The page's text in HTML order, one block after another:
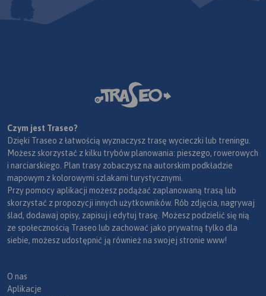
Czym jest Traseo?
Dzięki Traseo z łatwością wyznaczysz trasę wycieczki lub treningu.
Możesz skorzystać z kilku trybów planowania: pieszego, rowerowych
i narciarskiego. Plan trasy zobaczysz na autorskim podkładzie
mapowym z kolorowymi szlakami turystycznymi.
Przy pomocy aplikacji możesz podążać zaplanowaną trasą lub
skorzystać z propozycji innych użytkowników. Rób zdjęcia, nagrywaj
ślad, dodawaj opisy, zapisuj i edytuj trasę. Możesz podzielić się nią
ze społecznością Traseo lub zachować jako prywatną tylko dla
siebie, możesz udostępnić ją również na swojej stronie www!
O nas
Aplikacje